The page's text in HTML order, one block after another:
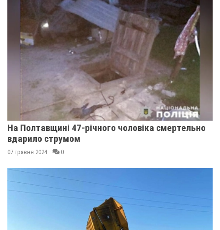
На Полтавщині 47-річного чоловіка смертельно
вдарило струмом
07 травня 2024 0